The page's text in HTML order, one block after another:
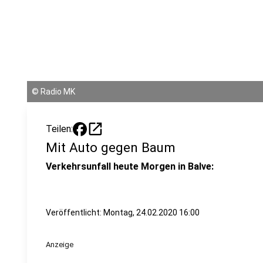
© Radio MK
Teilen: open_in_new
Mit Auto gegen Baum
Verkehrsunfall heute Morgen in Balve:
Veröffentlicht: Montag, 24.02.2020 16:00
Anzeige